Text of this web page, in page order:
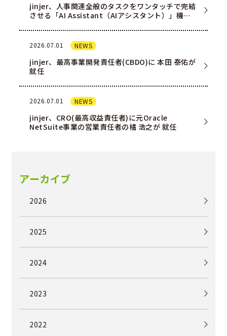
jinjer、人事関連全般のタスクをワンタッチで完結
させる「AI Assistant（AIアシスタント）」機能
2026.07.01 NEWS
jinjer、最高事業開発責任者(CBDO)に 本田 泰佑が
就任
2026.07.01 NEWS
jinjer、CRO(最高収益責任者)に元Oracle
NetSuite事業の営業責任者の橘 浩之が 就任
アーカイブ
2026
2025
2024
2023
2022